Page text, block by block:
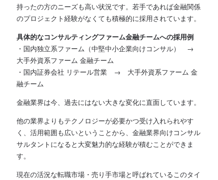
持ったの方のニーズも高い状況です。若手であれば金融関係
のプロジェクト経験がなくても積極的に採用されています。
具体的なコンサルティングファーム金融チームへの採用例
・国内独立系ファーム（中堅中小企業向けコンサル） →
大手外資系ファーム 金融チーム
・国内証券会社 リテール営業 → 大手外資系ファーム 金
融チーム
金融業界は今、過去にはない大きな変化に直面しています。
他の業界よりもテクノロジーが必要かつ受け入れられやす
く、活用範囲も広いということから、金融業界向けコンサル
サルタントになると大変魅力的な経験が積むことができま
す。
現在の活況な転職市場・売り手市場と呼ばれているこのタイ